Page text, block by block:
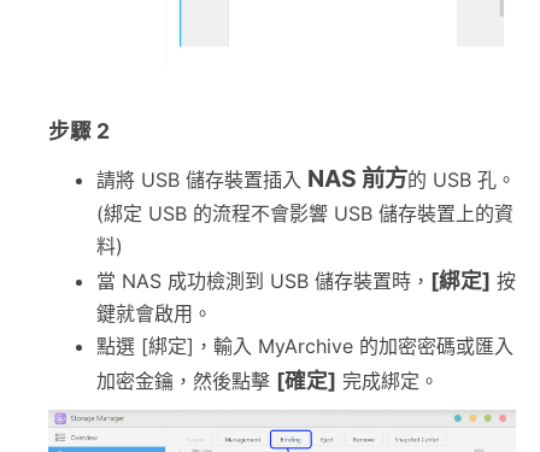
步驟 2
請將 USB 儲存裝置插入 NAS 前方的 USB 孔。
(綁定 USB 的流程不會影響 USB 儲存裝置上的資
料)
當 NAS 成功檢測到 USB 儲存裝置時， [綁定] 按
鍵就會啟用。
點選 [綁定]，輸入 MyArchive 的加密密碼或匯入
加密金鑰，然後點擊 [確定] 完成綁定。